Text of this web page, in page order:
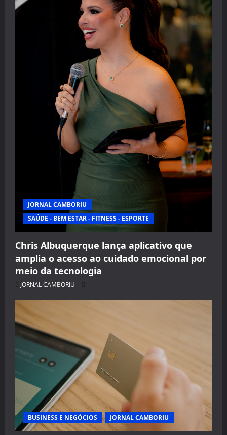
JORNAL CAMBORIU
SAÚDE - BEM ESTAR - FITNESS - ESPORTE
Chris Albuquerque lança aplicativo que
amplia o acesso ao cuidado emocional por
meio da tecnologia
JORNAL CAMBORIU
BUSINESS E NEGÓCIOS JORNAL CAMBORIU